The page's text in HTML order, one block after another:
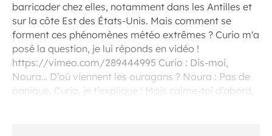
barricader chez elles, notamment dans les Antilles et
sur la côte Est des États-Unis. Mais comment se
forment ces phénomènes météo extrêmes ? Curio m'a
posé la question, je lui réponds en vidéo !
https://vimeo.com/289444995 Curio : Dis-moi,
Noura… D’où viennent les ouragans ? Noura : Pas de
panique, Curio, je t’explique ! Mais calme-toi d’abord,